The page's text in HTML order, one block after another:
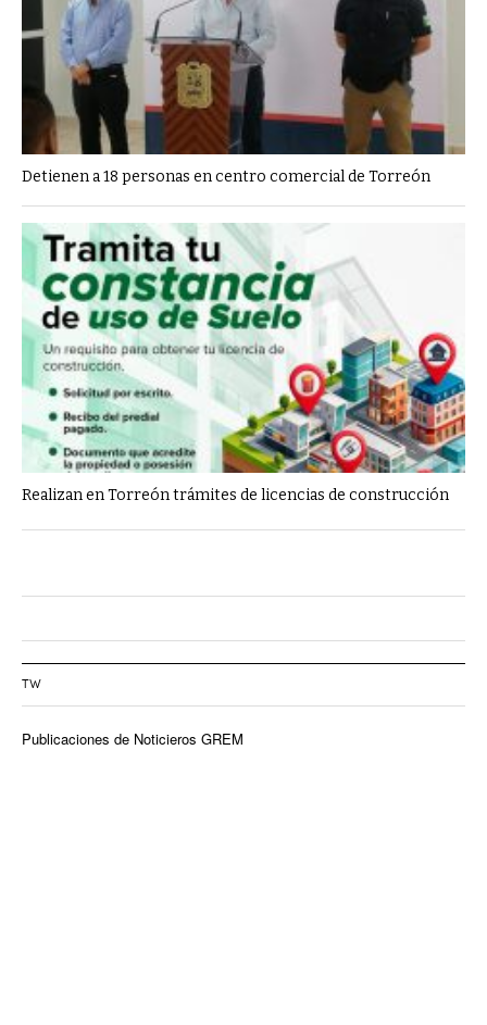
Detienen a 18 personas en centro comercial de Torreón
Realizan en Torreón trámites de licencias de construcción
TW
Publicaciones de Noticieros GREM